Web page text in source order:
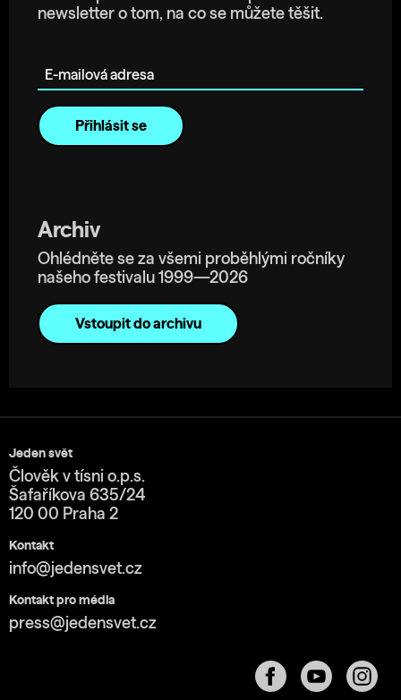
newsletter o tom, na co se můžete těšit.
Archiv
Ohlédněte se za všemi proběhlými ročníky
našeho festivalu 1999—2026
Vstoupit do archivu
Jeden svět
Člověk v tísni o.p.s.
Šafaříkova 635/24
120 00 Praha 2
Kontakt
info@jedensvet.cz
Kontakt pro média
press@jedensvet.cz